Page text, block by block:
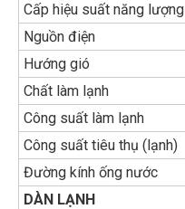
Cấp hiệu suất năng lượng
Nguồn điện
Hướng gió
Chất làm lạnh
Công suất làm lạnh
Công suất tiêu thụ (lạnh)
Đường kính ống nước
DÀN LẠNH